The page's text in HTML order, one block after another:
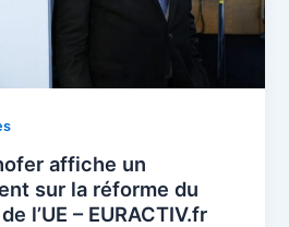
affiche un
sur la réforme du
l’UE – EURACTIV.fr